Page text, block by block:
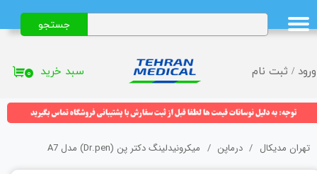
ورود / ثبت نام
حساب کاربری من
تغییر گذر واژه
خروج از حساب کاربری
جستجو
۰ سبد خرید
تهران مدیکال درماپن میکرونیدلینگ دکتر پن (Dr.pen) مدل A7